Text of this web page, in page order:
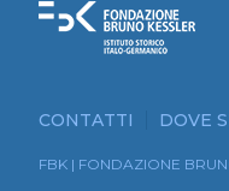
CONTATTI DOVE
FBK | FONDAZIONE